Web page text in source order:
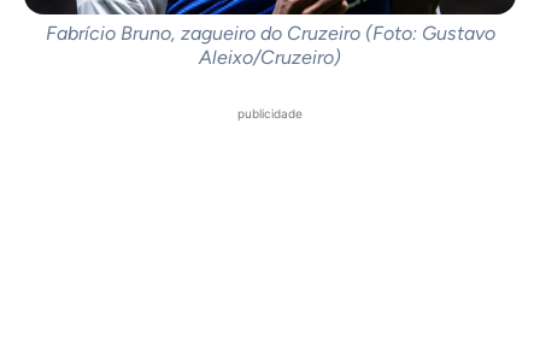
Fabrício Bruno, zagueiro do Cruzeiro (Foto: Gustavo
Aleixo/Cruzeiro)
publicidade